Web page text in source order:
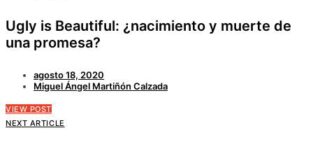
Ugly is Beautiful: ¿nacimiento y muerte de
una promesa?
agosto 18, 2020
Miguel Ángel Martiñón Calzada
VIEW POST
NEXT ARTICLE